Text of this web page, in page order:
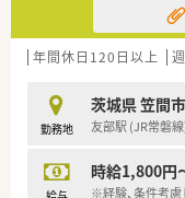
年間休日120日以上
勤務地
茨城県 笠間市
友部駅 (JR常磐
時給1,800円
※経験、条件考慮